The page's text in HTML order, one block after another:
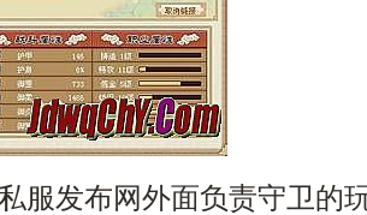
服发布网外面负责守卫的